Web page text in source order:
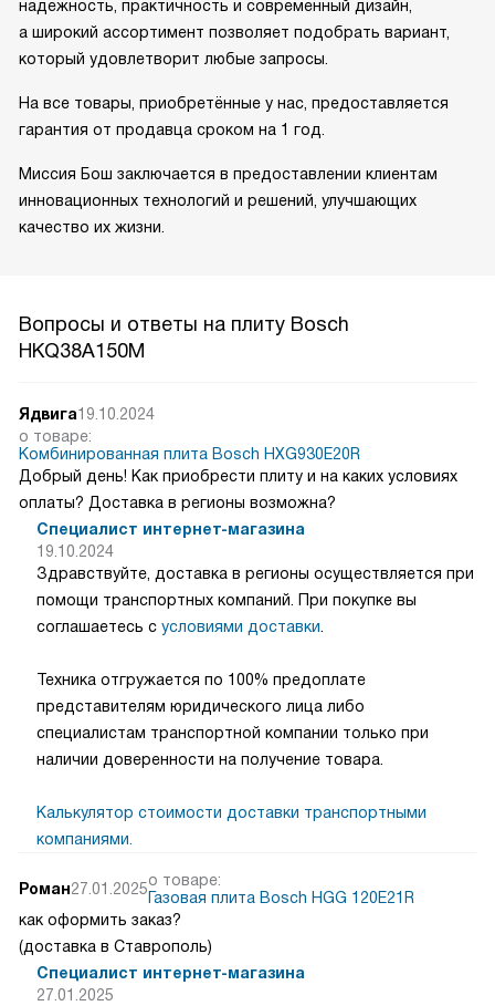
надежность, практичность и современный дизайн,
а широкий ассортимент позволяет подобрать вариант,
который удовлетворит любые запросы.
На все товары, приобретённые у нас, предоставляется
гарантия от продавца сроком на 1 год.
Миссия Бош заключается в предоставлении клиентам
инновационных технологий и решений, улучшающих
качество их жизни.
Вопросы и ответы на плиту Bosch
HKQ38A150M
Ядвига19.10.2024
о товаре:
Комбинированная плита Bosch HXG930E20R
Добрый день! Как приобрести плиту и на каких условиях
оплаты? Доставка в регионы возможна?
Специалист интернет-магазина
19.10.2024
Здравствуйте, доставка в регионы осуществляется при
помощи транспортных компаний. При покупке вы
соглашаетесь с условиями доставки
Техника отгружается по 100% предоплате
представителям юридического лица либо
специалистам транспортной компании только при
наличии доверенности на получение товара.
Калькулятор стоимости доставки транспортными
компаниями.
Роман27.01.2025о товаре:
Газовая плита Bosch HGG 120E21R
как оформить заказ?
(доставка в Ставрополь)
Специалист интернет-магазина
27.01.2025